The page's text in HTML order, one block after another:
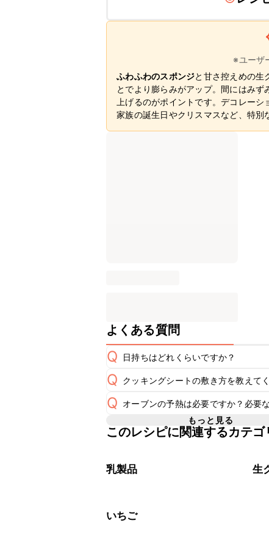
※ユーザ
ふわふわのスポンジと甘さ控えめの生
とでより膨らみがアップ。間にはみ
上げるのがポイントです。デコレー
家族の誕生日やクリスマスなど、特別
よくある質問
Q 日持ちはどれくらいですか？
A
保存期間は冷蔵で当日中が目安です
※日持ちは目安です。こちら
Q クッキングシートの敷き方を教えて
A
Q オーブンの予熱は必要ですか？必要
A
レシピでは180℃に予熱したオーブ
もっと見る
このレシピに関連するカテゴ
乳製品 生
いちご